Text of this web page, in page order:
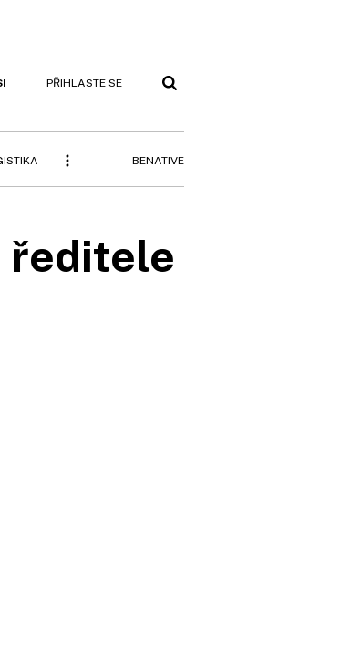
PŘIHLASTE SE
BENATIVE
ředitele